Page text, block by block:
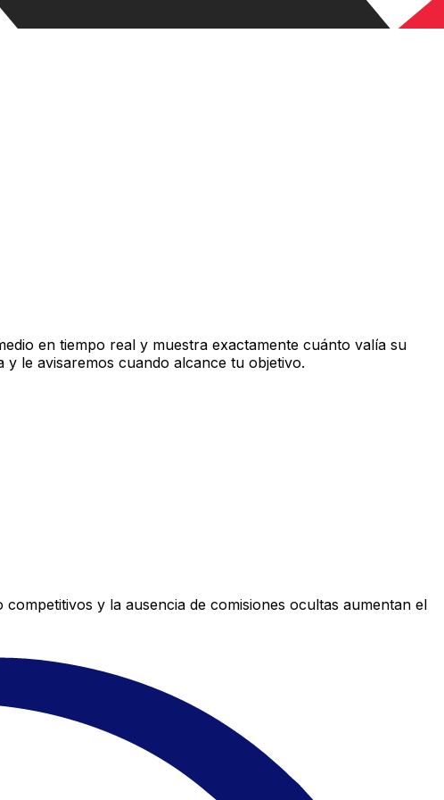
en tiempo real y muestra exactamente cuánto valía su
le avisaremos cuando alcance tu objetivo.
y la ausencia de comisiones ocultas aumentan el